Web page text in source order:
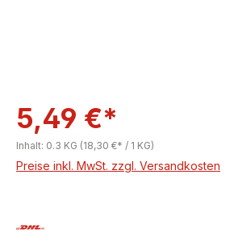
5,49 €*
Inhalt: 0.3 KG (18,30 €* / 1 KG)
Preise inkl. MwSt. zzgl. Versandkosten